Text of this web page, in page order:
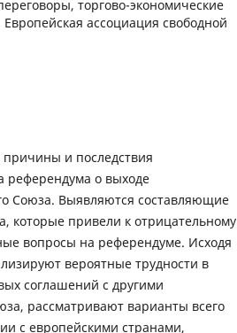
торгово-экономические
ассоциация свободной
и последствия
референдума о выходе
Союза. Выявляются составляющие
которые привели к отрицательному
вопросы на референдуме. Исходя
вероятные трудности в
соглашений с другими
рассматривают варианты всего
с европейскими странами,